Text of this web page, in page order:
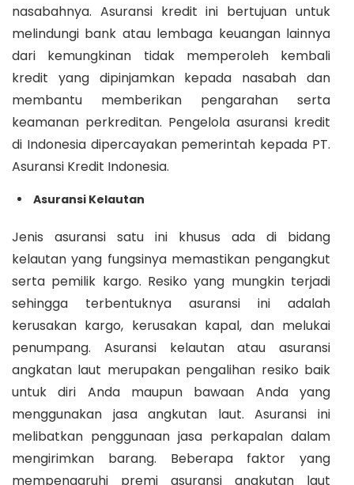
nasabahnya. Asuransi kredit ini bertujuan untuk
melindungi bank atau lembaga keuangan lainnya
dari kemungkinan tidak memperoleh kembali
kredit yang dipinjamkan kepada nasabah dan
membantu memberikan pengarahan serta
keamanan perkreditan. Pengelola asuransi kredit
di Indonesia dipercayakan pemerintah kepada PT.
Asuransi Kredit Indonesia.
Asuransi Kelautan
Jenis asuransi satu ini khusus ada di bidang
kelautan yang fungsinya memastikan pengangkut
serta pemilik kargo. Resiko yang mungkin terjadi
sehingga terbentuknya asuransi ini adalah
kerusakan kargo, kerusakan kapal, dan melukai
penumpang. Asuransi kelautan atau asuransi
angkatan laut merupakan pengalihan resiko baik
untuk diri Anda maupun bawaan Anda yang
menggunakan jasa angkutan laut. Asuransi ini
melibatkan penggunaan jasa perkapalan dalam
mengirimkan barang. Beberapa faktor yang
mempengaruhi premi asuransi angkutan laut